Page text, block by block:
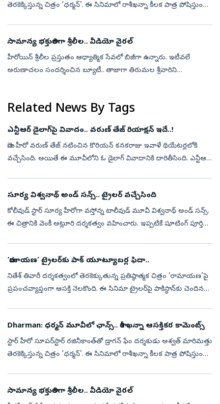
తెరకెక్కిస్తున్న చిత్రం ‘ధర్మన్‌’. ఈ సినిమాలో రాశీఖన్నా కీలక పాత్ర పోషిస్తుంది.
సామాన్య భక్తురాలిగా శ్రీలీల.. వీడియో వైరల్
హీరోయిన్ శ్రీలీల ప్రస్తుతం ఆధ్యాత్మిక సేవలో బిజీగా ఉన్నారు. ఇటీవలే
అరుణాచలం సందర్శించిన బ్యూటీ.. తాజాగా తిరుమల శ్రీవారిని
Related News By Tags
ఎన్టీఆర్ డైలాగ్‌పై వివాదం.. వరుణ్ తేజ్ రియాక్షన్‌ ఇదే..!
మెగా హీరో వరుణ్ తేజ్ నటించిన కొరియన్ కనకరాజు ఇవాళే థియేటర్లలోకి
వచ్చేసింది. అయితే ఈ మూవీలోని ఓ డైలాగ్ వివాదానికి దారితీసింది. ఎన్టీఆర్
సూర్య విశ్వనాథ్ అండ్ సన్స్.. ట్రైలర్ వచ్చేసింది
కోలీవుడ్ స్టార్ సూర్య హీరోగా వస్తోన్న టాలీవుడ్ మూవీ విశ్వనాథ్ అండ్ సన్స్.
ఈ చిత్రానికి వెంకీ అట్లూరి దర్శకత్వం వహించారు. ఇప్పటికే షూటింగ్ పూర్తి
‘రామాయణ’ ట్రైలర్‌కు పాక్‌ యూట్యూబర్ల ఫిదా..
నితేశ్‌ తివారీ దర్శకత్వంలో తెరకెక్కుతున్న ప్రతిష్ఠాత్మక చిత్రం ‘రామాయణ’పై
ప్రపంచవ్యాప్తంగా ఆసక్తి నెలకొంది. ఈ సినిమా ట్రైలర్‌పై పాకిస్థాన్‌కు చెందిన
Dharman: ధర్మన్‌ మూవీలో ఛాన్స్.. రాశీ ఖన్నా ఆసక్తికర కామెంట్స్
స్టార్‌ హీరో సూపర్‌స్టార్‌ రజినీకాంత్‌తో డ్రాగన్‌ ఫేం దర్శకుడు అశ్వత్‌ మారిమత్తు
తెరకెక్కిస్తున్న చిత్రం ‘ధర్మన్‌’. ఈ సినిమాలో రాశీఖన్నా కీలక పాత్ర పోషిస్తుంది.
సామాన్య భక్తురాలిగా శ్రీలీల.. వీడియో వైరల్